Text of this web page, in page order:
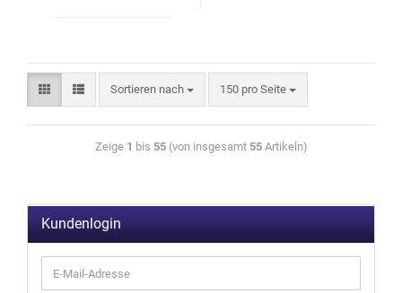
Sortieren nach 150 pro Seite
Zeige 1 bis 55(von insgesamt 55Artikeln)
Kundenlogin